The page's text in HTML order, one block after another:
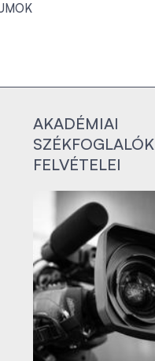
AKADÉMIAI
SZÉKFOGLALÓK
FELVÉTELEI